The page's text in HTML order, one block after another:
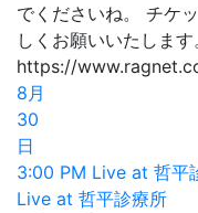
でくださいね。 チケ
しくお願いいたします
https://
8月
30
日
3:00 PM Live at 哲平
Live at 哲平診療所